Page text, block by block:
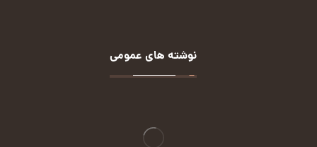
نوشته های عمومی